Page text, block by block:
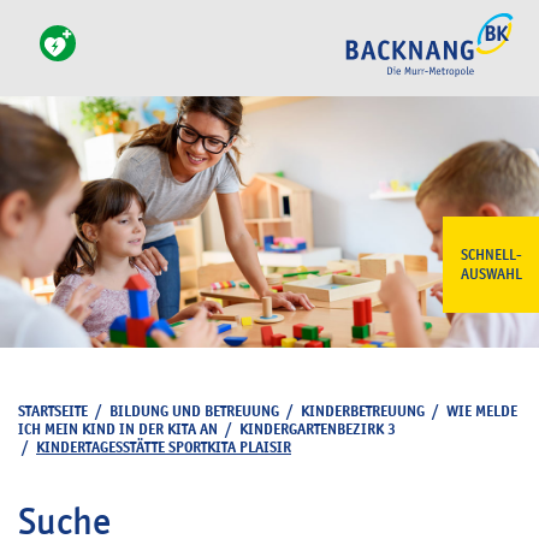
SCHNELL-
AUSWAHL
STARTSEITE / BILDUNG UND BETREUUNG / KINDERBETREUUNG / WIE MELDE
ICH MEIN KIND IN DER KITA AN / KINDERGARTENBEZIRK 3
/ KINDERTAGESSTÄTTE SPORTKITA PLAISIR
Suche